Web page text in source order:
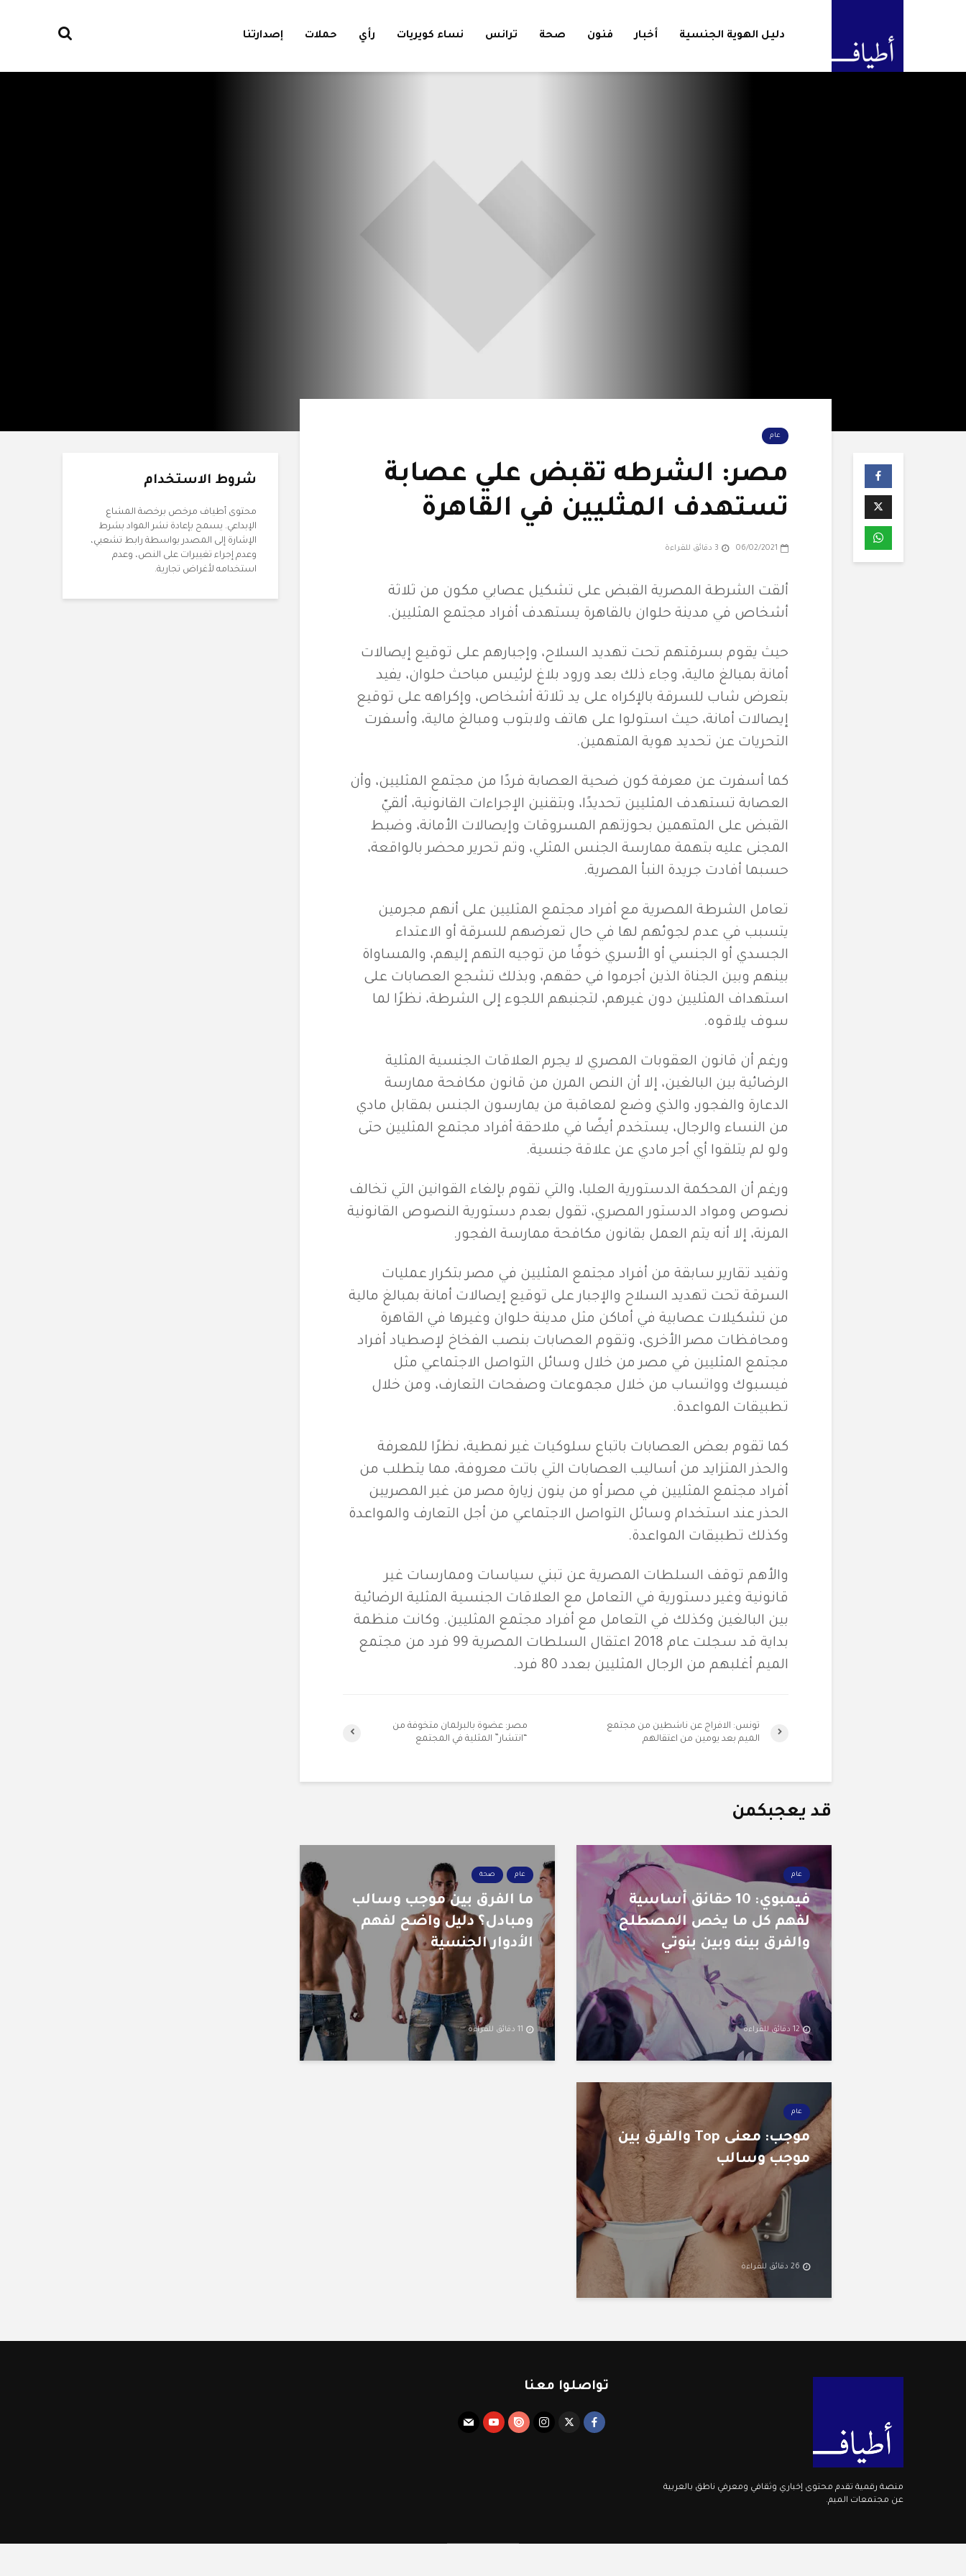
دليل الهوية الجنسية أخبار فنون صحة ترانس نساء كويريات رأي حملات إصدارتنا
عام
مصر: الشرطه تقبض علي عصابة
تستهدف المثليين في القاهرة
06/02/2021 3 دقائق للقراءة
ألقت الشرطة المصرية القبض على تشكيل عصابي مكون من ثلاثة
أشخاص في مدينة حلوان بالقاهرة يستهدف أفراد مجتمع المثليين.
حيث يقوم بسرقتهم تحت تهديد السلاح، وإجبارهم على توقيع إيصالات
أمانة بمبالغ مالية، وجاء ذلك بعد ورود بلاغ لرئيس مباحث حلوان، يفيد
بتعرض شاب للسرقة بالإكراه على يد ثلاثة أشخاص، وإكراهه على توقيع
إيصالات أمانة، حيث استولوا على هاتف ولابتوب ومبالغ مالية، وأسفرت
التحريات عن تحديد هوية المتهمين.
كما أسفرت عن معرفة كون ضحية العصابة فردًا من مجتمع المثليين، وأن
العصابة تستهدف المثليين تحديدًا، وبتقنين الإجراءات القانونية، ألقيّ
القبض على المتهمين بحوزتهم المسروقات وإيصالات الأمانة، وضبط
المجنى عليه بتهمة ممارسة الجنس المثلي، وتم تحرير محضر بالواقعة،
حسبما أفادت جريدة النبأ المصرية.
تعامل الشرطة المصرية مع أفراد مجتمع المثليين على أنهم مجرمين
يتسبب في عدم لجوئهم لها في حال تعرضهم للسرقة أو الاعتداء
الجسدي أو الجنسي أو الأسري خوفًا من توجيه التهم إليهم، والمساواة
بينهم وبين الجناة الذين أجرموا في حقهم، وبذلك تشجع العصابات على
استهداف المثليين دون غيرهم، لتجنبهم اللجوء إلى الشرطة، نظرًا لما
سوف يلاقوه.
ورغم أن قانون العقوبات المصري لا يجرم العلاقات الجنسية المثلية
الرضائية بين البالغين، إلا أن النص المرن من قانون مكافحة ممارسة
الدعارة والفجور، والذي وضع لمعاقبة من يمارسون الجنس بمقابل مادي
من النساء والرجال، يستخدم أيضًا في ملاحقة أفراد مجتمع المثليين حتى
ولو لم يتلقوا أي أجر مادي عن علاقة جنسية.
ورغم أن المحكمة الدستورية العليا، والتي تقوم بإلغاء القوانين التي تخالف
نصوص ومواد الدستور المصري، تقول بعدم دستورية النصوص القانونية
المرنة، إلا أنه يتم العمل بقانون مكافحة ممارسة الفجور.
وتفيد تقارير سابقة من أفراد مجتمع المثليين في مصر بتكرار عمليات
السرقة تحت تهديد السلاح والإجبار على توقيع إيصالات أمانة بمبالغ مالية
من تشكيلات عصابية في أماكن مثل مدينة حلوان وغيرها في القاهرة
ومحافظات مصر الأخرى، وتقوم العصابات بنصب الفخاخ لإصطياد أفراد
مجتمع المثليين في مصر من خلال وسائل التواصل الاجتماعي مثل
فيسبوك وواتساب من خلال مجموعات وصفحات التعارف، ومن خلال
تطبيقات المواعدة.
كما تقوم بعض العصابات باتباع سلوكيات غير نمطية، نظرًا للمعرفة
والحذر المتزايد من أساليب العصابات التي باتت معروفة، مما يتطلب من
أفراد مجتمع المثليين في مصر أو من ينون زيارة مصر من غير المصريين
الحذر عند استخدام وسائل التواصل الاجتماعي من أجل التعارف والمواعدة
وكذلك تطبيقات المواعدة.
والأهم توقف السلطات المصرية عن تبني سياسات وممارسات غير
قانونية وغير دستورية في التعامل مع العلاقات الجنسية المثلية الرضائية
بين البالغين وكذلك في التعامل مع أفراد مجتمع المثليين. وكانت منظمة
بداية قد سجلت عام 2018 اعتقال السلطات المصرية 99 فرد من مجتمع
الميم أغلبهم من الرجال المثليين بعدد 80 فرد.
مصر: عضوة بالبرلمان متخوفة من
“انتشار” المثلية في المجتمع
تونس: الافراج عن ناشطين من مجتمع
الميم بعد يومين من اعتقالهم
قد يعجبكمن
عام
فيمبوي: 10 حقائق أساسية
لفهم كل ما يخص المصطلح
والفرق بينه وبين بنوتي
12 دقائق للقراءة
عام صحة
ما الفرق بين موجب وسالب
ومبادل؟ دليل واضح لفهم
الأدوار الجنسية
11 دقائق للقراءة
عام
موجب: معنى Top والفرق بين
موجب وسالب
26 دقائق للقراءة
شروط الاستخدام
محتوى أطياف مرخص برخصة المشاع
الإبداعي. يسمح بإعادة نشر المواد بشرط
الإشارة إلى المصدر بواسطة رابط تشعبي،
وعدم إجراء تغييرات على النص، وعدم
استخدامه لأغراض تجارية.
منصة رقمية تقدم محتوى إخباري وثقافي ومعرفي ناطق بالعربية
عن مجتمعات الميم.
تواصلوا معنا